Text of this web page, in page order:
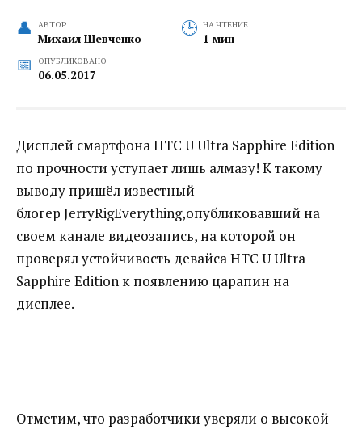
АВТОР
Михаил Шевченко
НА ЧТЕНИЕ
1 мин
ОПУБЛИКОВАНО
06.05.2017
Дисплей смартфона HTC U Ultra Sapphire Edition
по прочности уступает лишь алмазу! К такому
выводу пришёл известный
блогер JerryRigEverything,опубликовавший на
своем канале видеозапись, на которой он
проверял устойчивость девайса HTC U Ultra
Sapphire Edition к появлению царапин на
дисплее.
Отметим, что разработчики уверяли о высокой